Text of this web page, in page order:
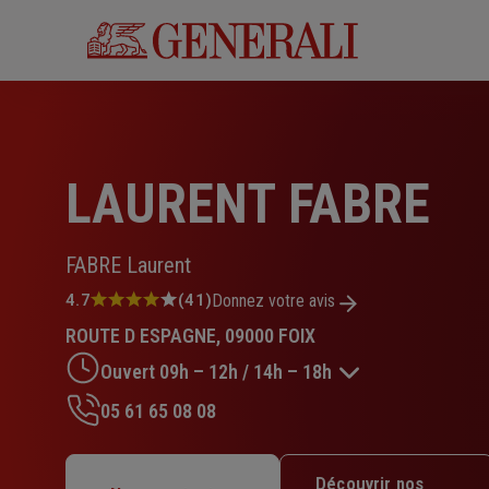
LAURENT FABRE
FABRE Laurent
Note
4.7
sur
5
étoiles
4.7 (41)Donnez votre avis
ROUTE D ESPAGNE, 09000 FOIX
Ouvert 09h – 12h / 14h – 18h
Mardi : 09h – 12h / 14h – 18h
05 61 65 08 08
Découvrir nos